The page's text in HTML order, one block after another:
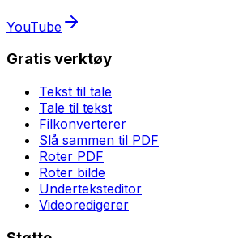
YouTube
Gratis verktøy
Tekst til tale
Tale til tekst
Filkonverterer
Slå sammen til PDF
Roter PDF
Roter bilde
Underteksteditor
Videoredigerer